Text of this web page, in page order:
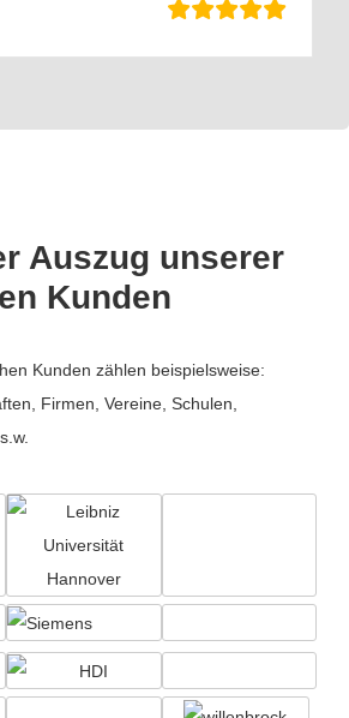
Auszug unserer
Kunden
Kunden zählen beispielsweise:
Firmen, Vereine, Schulen,